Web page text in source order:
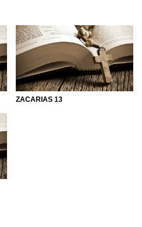
ZACARIAS 13